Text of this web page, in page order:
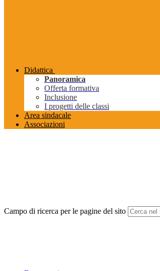
Didattica
Panoramica
Offerta formativa
Inclusione
I progetti delle classi
Area sindacale
Associazioni
Campo di ricerca per le pagine del sito